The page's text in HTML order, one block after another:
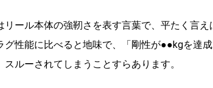
リール本体の強靭さを表す言葉で、平たく言
グ性能に比べると地味で、「剛性が●●kgを達
スルーされてしまうことすらあります。